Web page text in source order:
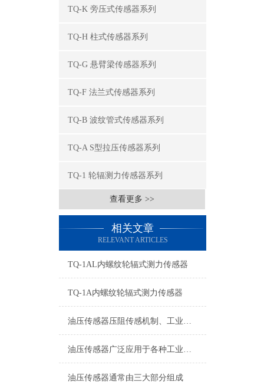
TQ-K 旁压式传感器系列
TQ-H 柱式传感器系列
TQ-G 悬臂梁传感器系列
TQ-F 法兰式传感器系列
TQ-B 波纹管式传感器系列
TQ-A S型拉压传感器系列
TQ-1 轮辐测力传感器系列
查看更多 >>
相关文章
RELEVANT ARTICLES
TQ-1AL内螺纹轮辐式测力传感器
TQ-1A内螺纹轮辐式测力传感器
油压传感器压阻传感机制、工业工况适配与标准化运维管理
油压传感器广泛应用于各种工业自控环境
油压传感器通常由三大部分组成